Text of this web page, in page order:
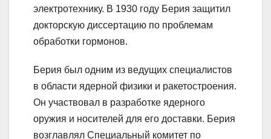
электротехнику. В 1930 году Берия защитил
докторскую диссертацию по проблемам
обработки гормонов.
Берия был одним из ведущих специалистов
в области ядерной физики и ракетостроения.
Он участвовал в разработке ядерного
оружия и носителей для его доставки. Берия
возглавлял Специальный комитет по